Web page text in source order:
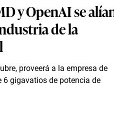
y OpenAI se
de la
proveerá a la empresa de
gigavatios de potencia de